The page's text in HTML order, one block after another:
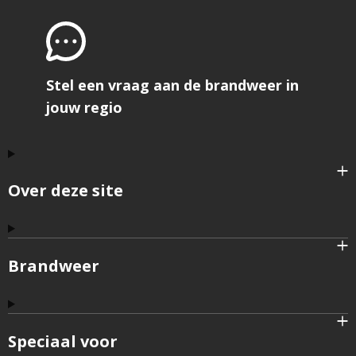
Over deze site
Brandweer
Speciaal voor
Stel een vraag aan de brandweer in
jouw regio